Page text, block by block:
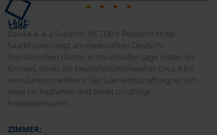
Lade
LAGE:
Das4☼☼☼☼Superior-VICTOR‘s Residenz-Hotel
Saarbrücken liegt am malerischen Deutsch-
Französischen Garten in traumhafter Lage mitten im
Grünen, direkt am Deutschmühlenweiher, circa 4 km
vom Zentrum entfernt. Die Saarlandschaft eignet sich
ideal für Radfahrer und bietet unzählige
Entdeckertouren.
ZIMMER: